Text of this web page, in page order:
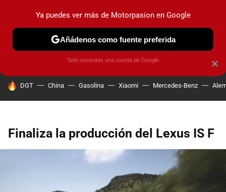
PRUEBAS COCHES ELÉCTRICOS OBSERVATORIO
HOY SE HABLA DE
DGT China Gasolina Xiaomi Mercedes-Benz
Finaliza la producción del Lexus IS F
×
Ya puedes ver más de Motorpasion en Google
Añádenos como fuente preferida
Solo necesitas una cuenta de Google